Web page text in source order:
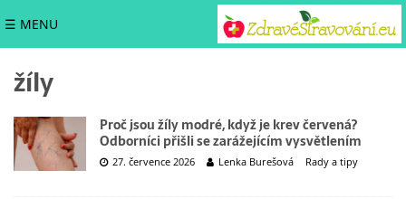
☰ MENU
žíly
Proč jsou žíly modré, když je krev červená?
Odborníci přišli se zarážejícím vysvětlením
27. července 2026 Lenka Burešová Rady a tipy